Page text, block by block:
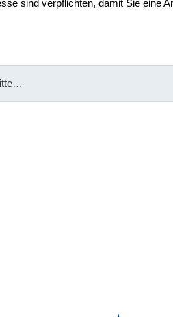
sind verpflichten, damit Sie eine